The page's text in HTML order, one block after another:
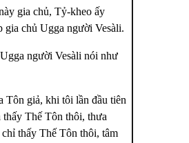
gia chủ, Tỷ-kheo ấy
gia chủ Ugga người Vesàli.
người Vesàli nói như
Tôn giả, khi tôi lần đầu tiên
thấy Thế Tôn thôi, thưa
thấy Thế Tôn thôi, tâm